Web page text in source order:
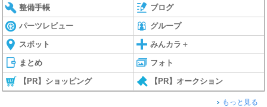
整備手帳 ブログ
パーツレビュー グループ
スポット みんカラ＋
まとめ フォト
【PR】ショッピング 【PR】オークション
もっと見る